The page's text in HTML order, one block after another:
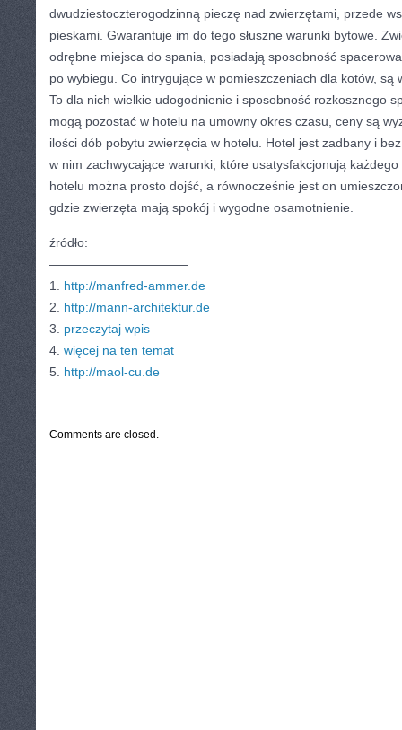
dwudziestoczterogodzinną pieczę nad zwierzętami, przede
pieskami. Gwarantuje im do tego słuszne warunki bytowe.
odrębne miejsca do spania, posiadają sposobność
po wybiegu. Co intrygujące w pomieszczeniach dla kotów, są
To dla nich wielkie udogodnienie i sposobność rozkosznego
mogą pozostać w hotelu na umowny okres czasu, ceny są
ilości dób pobytu zwierzęcia w hotelu. Hotel jest zadbany i
w nim zachwycające warunki, które usatysfakcjonują każdego
hotelu można prosto dojść, a równocześnie jest on
gdzie zwierzęta mają spokój i wygodne osamotnienie.
źródło:
———————————
1. http://manfred-ammer.de
2. http://mann-architektur.de
3. przeczytaj wpis
4. więcej na ten temat
5. http://maol-cu.de
Comments are closed.